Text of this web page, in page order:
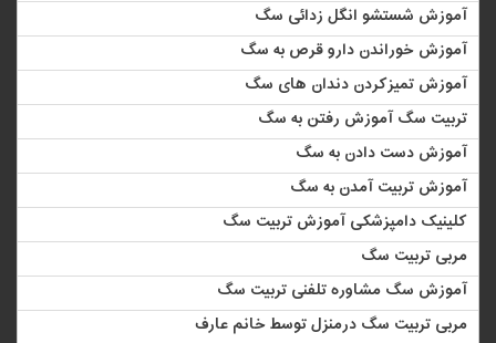
آموزش شستشو انگل زدائی سگ
آموزش خوراندن دارو قرص به سگ
آموزش تمیزکردن دندان های سگ
تربیت سگ آموزش رفتن به سگ
آموزش دست دادن به سگ
آموزش تربیت آمدن به سگ
کلینیک دامپزشکی آموزش تربیت سگ
مربی تربیت سگ
آموزش سگ مشاوره تلفنی تربیت سگ
مربی تربیت سگ درمنزل توسط خانم عارف